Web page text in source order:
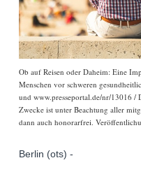
Ob auf Reisen oder Daheim: Eine
Menschen vor schweren
und www.presseportal.de/nr/13016 /
Zwecke ist unter Beachtung aller
dann auch honorarfrei.
Berlin (ots) -